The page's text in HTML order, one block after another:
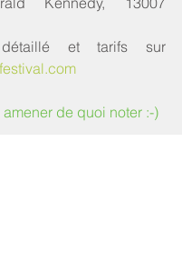
de quoi noter :-)